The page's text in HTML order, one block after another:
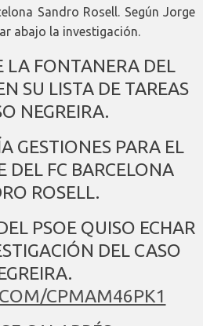
Sandro Rosell. Según Jorge
abajo la investigación.
LA FONTANERA DEL
SU LISTA DE TAREAS
NEGREIRA.
GESTIONES PARA EL
DEL FC BARCELONA
ROSELL.
PSOE QUISO ECHAR
DEL CASO
CPMAM46PK1